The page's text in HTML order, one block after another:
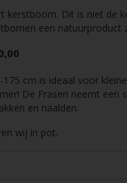
kerstboom. Dit is niet de
een natuurproduct
cm is ideaal voor
De Fraseri neemt een
en naalden.
wij in pot.